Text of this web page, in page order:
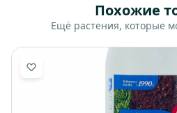
Похожие
Ещё растения, которые